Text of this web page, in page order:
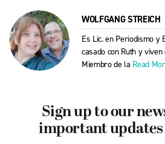
WOLFGANG STREICH
Es Lic. en Periodismo y
casado con Ruth y
Miembro de la Read
Sign up to our
important updates